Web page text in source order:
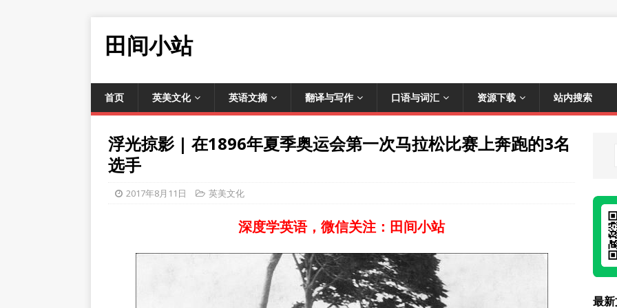
田间小站
首页 英美文化 英语文摘 翻译与写作 口语与词汇 资源下载 站内搜索
浮光掠影 | 在1896年夏季奥运会第一次马拉松比赛上奔跑的3名
选手
2017年8月11日 英美文化
深度学英语，微信关注：田间小站
最